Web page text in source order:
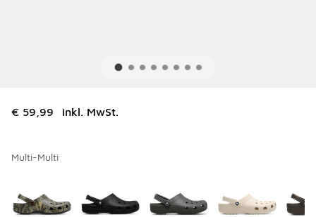
€ 59,99 inkl. MwSt.
Multi-Multi